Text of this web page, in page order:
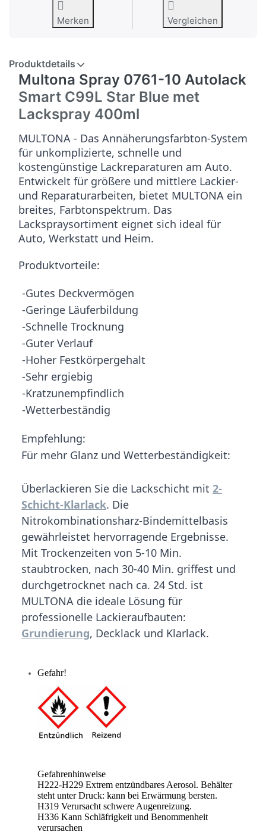
Merken Vergleichen
Produktdetails
Multona Spray 0761-10 Autolack
Smart C99L Star Blue met
Lackspray 400ml
MULTONA - Das Annäherungsfarbton-System
für unkomplizierte, schnelle und
kostengünstige Lackreparaturen am Auto.
Entwickelt für größere und mittlere Lackier-
und Reparaturarbeiten, bietet MULTONA ein
breites, Farbtonspektrum. Das
Lackspraysortiment eignet sich ideal für
Auto, Werkstatt und Heim.
Produktvorteile:
-Gutes Deckvermögen
-Geringe Läuferbildung
-Schnelle Trocknung
-Guter Verlauf
-Hoher Festkörpergehalt
-Sehr ergiebig
-Kratzunempfindlich
-Wetterbeständig
Empfehlung:
Für mehr Glanz und Wetterbeständigkeit:
Überlackieren Sie die Lackschicht mit 2-
Schicht-Klarlack. Die
Nitrokombinationsharz-Bindemittelbasis
gewährleistet hervorragende Ergebnisse.
Mit Trockenzeiten von 5-10 Min.
staubtrocken, nach 30-40 Min. griffest und
durchgetrocknet nach ca. 24 Std. ist
MULTONA die ideale Lösung für
professionelle Lackieraufbauten:
Grundierung, Decklack und Klarlack.
Gefahr!
Gefahrenhinweise
H222-H229 Extrem entzündbares Aerosol. Behälter
steht unter Druck: kann bei Erwärmung bersten.
H319 Verursacht schwere Augenreizung.
H336 Kann Schläfrigkeit und Benommenheit
verursachen